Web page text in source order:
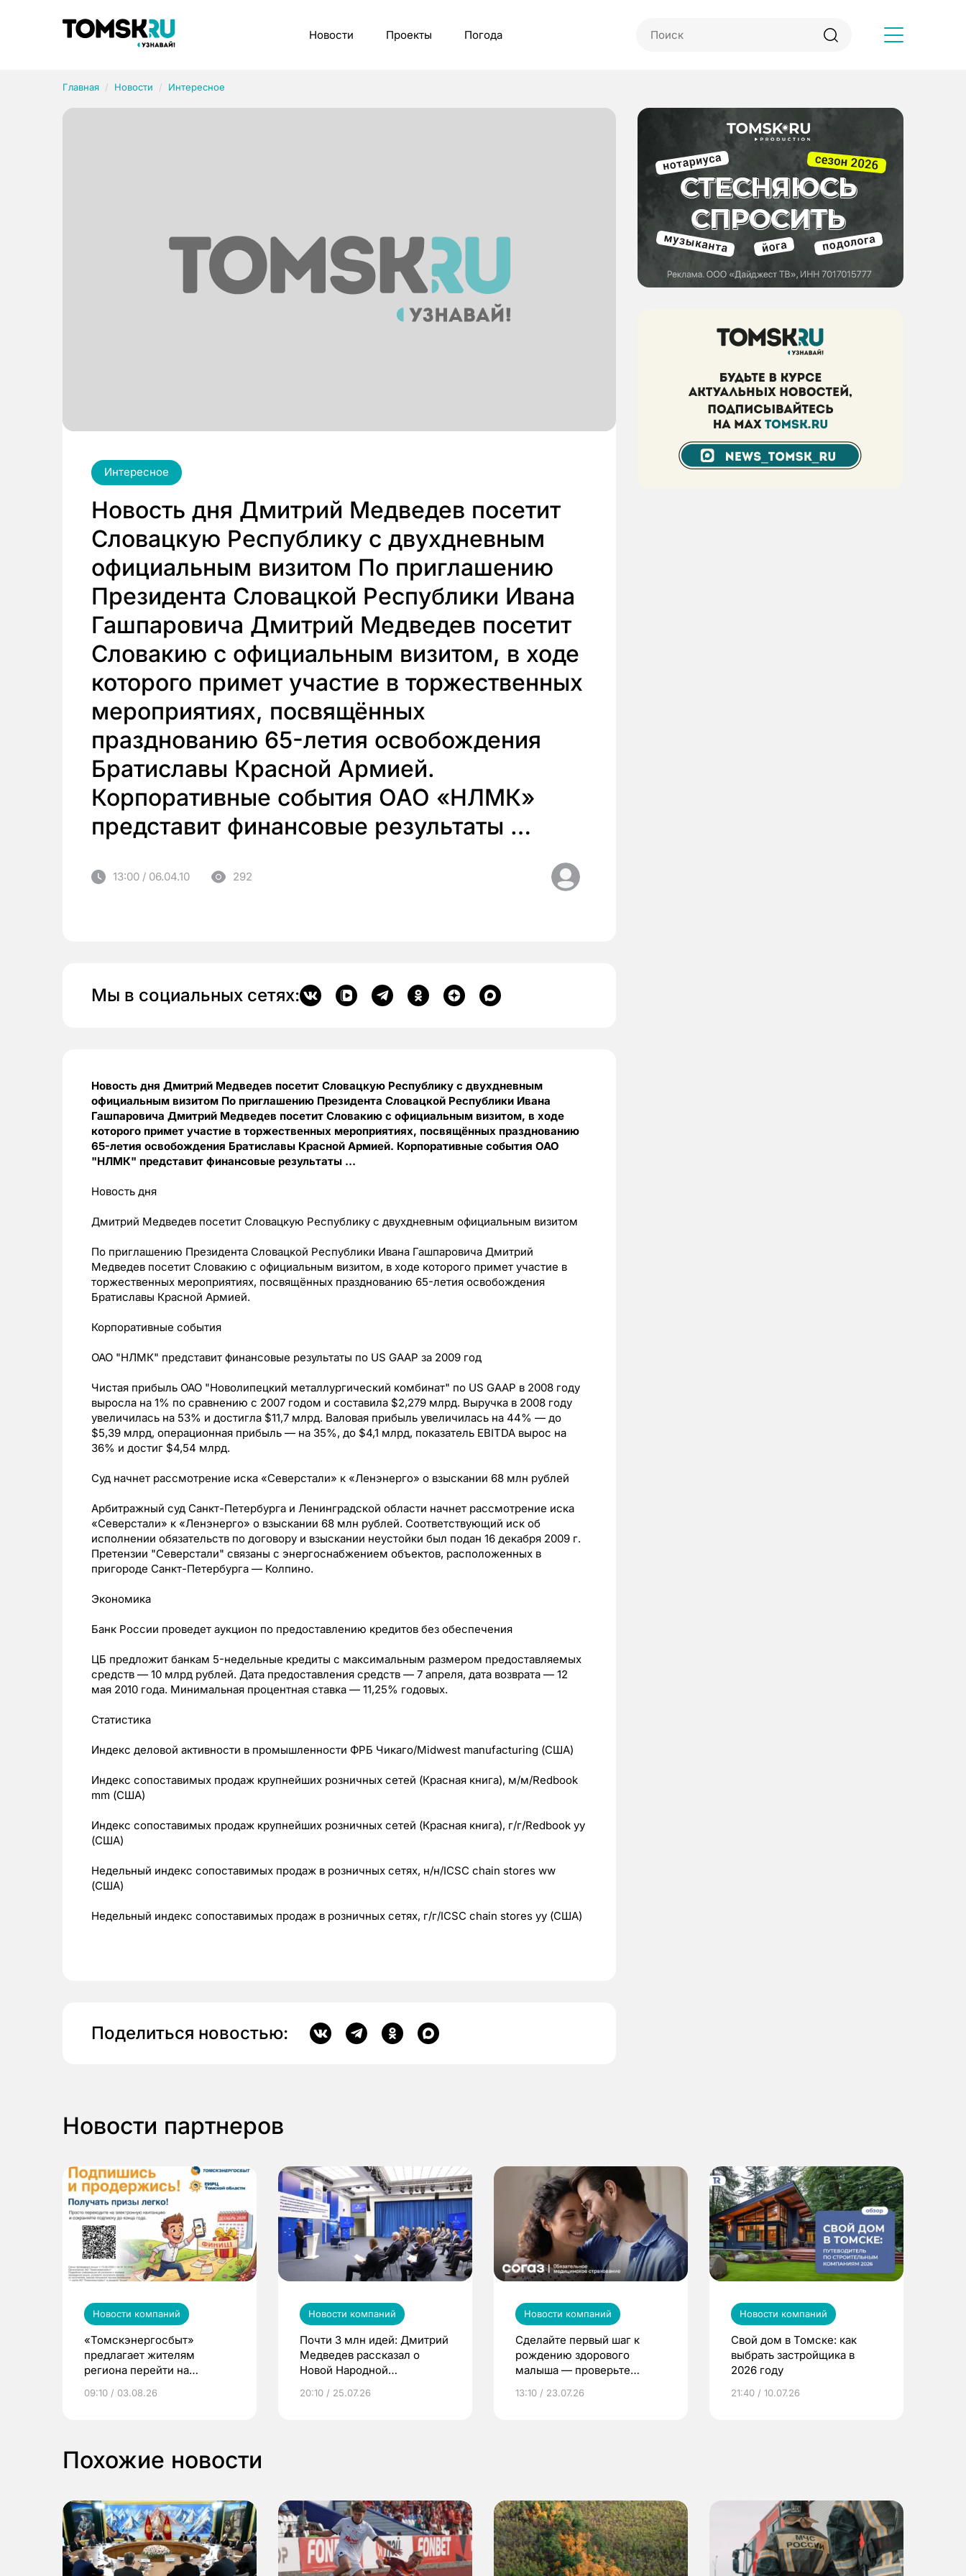
Новости Проекты Погода
Главная Новости Интересное
Интересное
Новость дня Дмитрий Медведев посетит
Словацкую Республику с двухдневным
официальным визитом По приглашению
Президента Словацкой Республики Ивана
Гашпаровича Дмитрий Медведев посетит
Словакию с официальным визитом, в ходе
которого примет участие в торжественных
мероприятиях, посвящённых
празднованию 65-летия освобождения
Братиславы Красной Армией.
Корпоративные события ОАО «НЛМК»
представит финансовые результаты …
13:00 / 06.04.10 292
Мы в социальных сетях:
Новость дня Дмитрий Медведев посетит Словацкую Республику с двухдневным
официальным визитом По приглашению Президента Словацкой Республики Ивана
Гашпаровича Дмитрий Медведев посетит Словакию с официальным визитом, в ходе
которого примет участие в торжественных мероприятиях, посвящённых празднованию
65-летия освобождения Братиславы Красной Армией. Корпоративные события ОАО
"НЛМК" представит финансовые результаты …
Новость дня
Дмитрий Медведев посетит Словацкую Республику с двухдневным официальным визитом
По приглашению Президента Словацкой Республики Ивана Гашпаровича Дмитрий
Медведев посетит Словакию с официальным визитом, в ходе которого примет участие в
торжественных мероприятиях, посвящённых празднованию 65-летия освобождения
Братиславы Красной Армией.
Корпоративные события
ОАО "НЛМК" представит финансовые результаты по US GAAP за 2009 год
Чистая прибыль ОАО "Новолипецкий металлургический комбинат" по US GAAP в 2008 году
выросла на 1% по сравнению с 2007 годом и составила $2,279 млрд. Выручка в 2008 году
увеличилась на 53% и достигла $11,7 млрд. Валовая прибыль увеличилась на 44% — до
$5,39 млрд, операционная прибыль — на 35%, до $4,1 млрд, показатель EBITDA вырос на
36% и достиг $4,54 млрд.
Суд начнет рассмотрение иска «Северстали» к «Ленэнерго» о взыскании 68 млн рублей
Арбитражный суд Санкт-Петербурга и Ленинградской области начнет рассмотрение иска
«Северстали» к «Ленэнерго» о взыскании 68 млн рублей. Соответствующий иск об
исполнении обязательств по договору и взыскании неустойки был подан 16 декабря 2009 г.
Претензии "Северстали" связаны с энергоснабжением объектов, расположенных в
пригороде Санкт-Петербурга — Колпино.
Экономика
Банк России проведет аукцион по предоставлению кредитов без обеспечения
ЦБ предложит банкам 5-недельные кредиты с максимальным размером предоставляемых
средств — 10 млрд рублей. Дата предоставления средств — 7 апреля, дата возврата — 12
мая 2010 года. Минимальная процентная ставка — 11,25% годовых.
Статистика
Индекс деловой активности в промышленности ФРБ Чикаго/Midwest manufacturing (США)
Индекс сопоставимых продаж крупнейших розничных сетей (Красная книга), м/м/Redbook
mm (США)
Индекс сопоставимых продаж крупнейших розничных сетей (Красная книга), г/г/Redbook yy
(США)
Недельный индекс сопоставимых продаж в розничных сетях, н/н/ICSC chain stores ww
(США)
Недельный индекс сопоставимых продаж в розничных сетях, г/г/ICSC chain stores yy (США)
Поделиться новостью:
Новости партнеров
Новости компаний
«Томскэнергосбыт»
предлагает жителям
региона перейти на
выиграть призы
09:10 / 03.08.26
Новости компаний
Почти 3 млн идей: Дмитрий
Медведев рассказал о
Новой Народной
20:10 / 25.07.26
Новости компаний
Сделайте первый шаг к
рождению здорового
малыша — проверьте
по ОМС!
13:10 / 23.07.26
Новости компаний
Свой дом в Томске: как
выбрать застройщика в
2026 году
21:40 / 10.07.26
Похожие новости
Рубрики